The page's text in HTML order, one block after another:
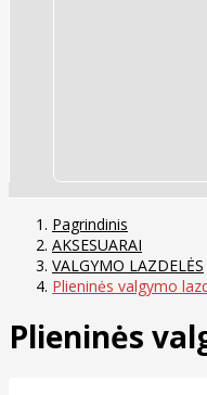
Pagrindinis
AKSESUARAI
VALGYMO LAZDELĖS
Plieninės valgymo
Plieninės